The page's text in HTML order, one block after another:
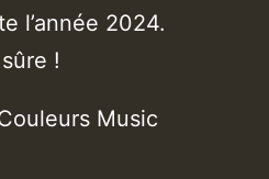
l’année 2024.
!
Music